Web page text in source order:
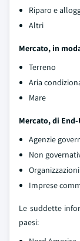
Riparo e
Altri
Mercato, in
Terreno
Aria
Mare
Mercato, di End-
Agenzie
Non
Imprese
Le suddette
paesi: